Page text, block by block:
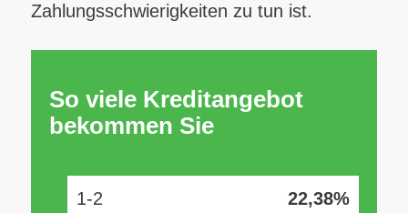
Zahlungsschwierigkeiten zu tun ist.
So viele Kreditangebot
bekommen Sie
1-2
22,38%